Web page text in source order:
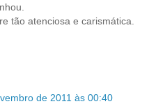
tão atenciosa e carismática.
de 2011 às 00:40